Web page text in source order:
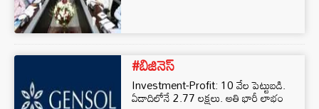
#బిజినెస్‌
Investment-Profit: 10 వేల పెట్టుబడి.
ఏడాదిలోనే 2.77 లక్షలు. అతి భారీ లాభం